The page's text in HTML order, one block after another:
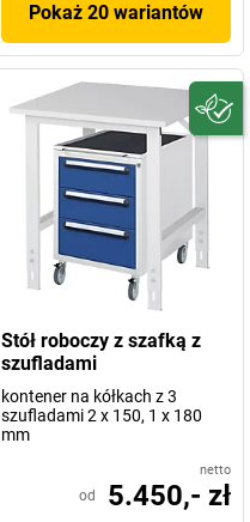
Pokaż 20 wariantów
Stół roboczy z szafką z
szufladami
kontener na kółkach z 3
szufladami 2 x 150, 1 x 180
mm
netto
od 5.450,- zł